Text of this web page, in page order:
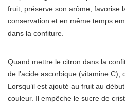
fruit, préserve son arôme, favorise
conservation et en même temps
dans la confiture.
Quand mettre le citron dans la
de l’acide ascorbique (vitamine C),
Lorsqu’il est ajouté au fruit au
couleur. Il empêche le sucre de